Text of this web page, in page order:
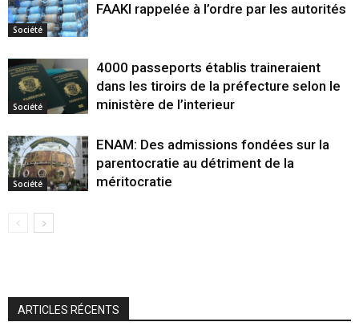
Société
FAAKI rappelée à l’ordre par les autorités
Société
4000 passeports établis traineraient
dans les tiroirs de la préfecture selon le
ministère de l’interieur
Société
ENAM: Des admissions fondées sur la
parentocratie au détriment de la
méritocratie
ARTICLES RÉCENTS